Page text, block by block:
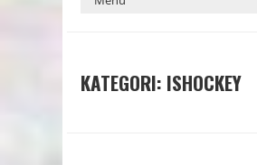
KATEGORI: ISHOCKEY